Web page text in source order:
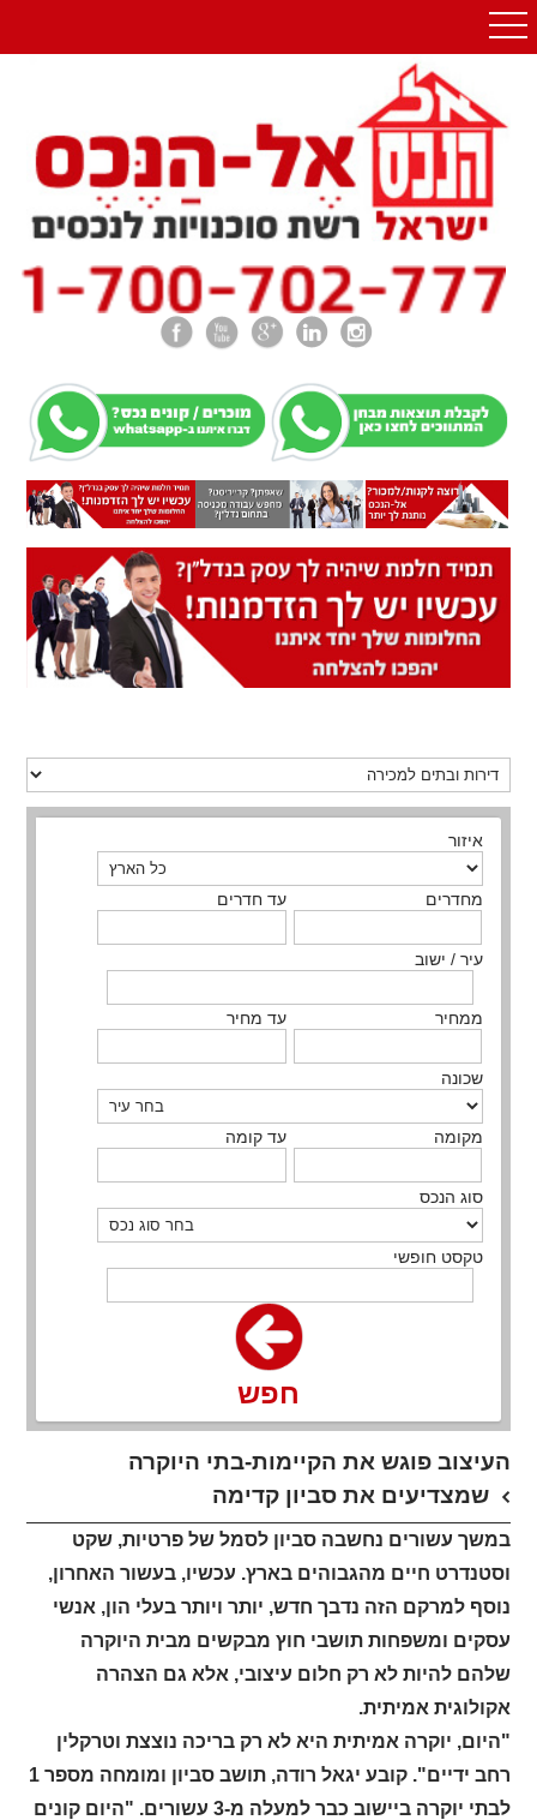
איזור
מחדרים עד חדרים
עיר / ישוב
ממחיר עד מחיר
שכונה
מקומה עד קומה
סוג הנכס
טקסט חופשי
חפש
העיצוב פוגש את הקיימות-בתי היוקרה
שמצדיעים את סביון קדימה
במשך עשורים נחשבה סביון לסמל של פרטיות, שקט
וסטנדרט חיים מהגבוהים בארץ. עכשיו, בעשור האחרון,
נוסף למרקם הזה נדבך חדש, יותר ויותר בעלי הון, אנשי
עסקים ומשפחות תושבי חוץ מבקשים מבית היוקרה
שלהם להיות לא רק חלום עיצובי, אלא גם הצהרה
אקולוגית אמיתית.
"היום, יוקרה אמיתית היא לא רק בריכה נוצצת וטרקלין
רחב ידיים". קובע יגאל רודה, תושב סביון ומומחה מספר 1
לבתי יוקרה ביישוב כבר למעלה מ-3 עשורים. "היום קונים